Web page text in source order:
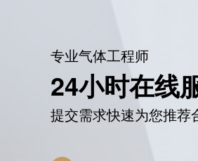
专业气体工程师
24小时在线
提交需求快速为您推荐